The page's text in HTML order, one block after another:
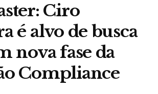
Ciro
é alvo de busca
nova fase da
Compliance